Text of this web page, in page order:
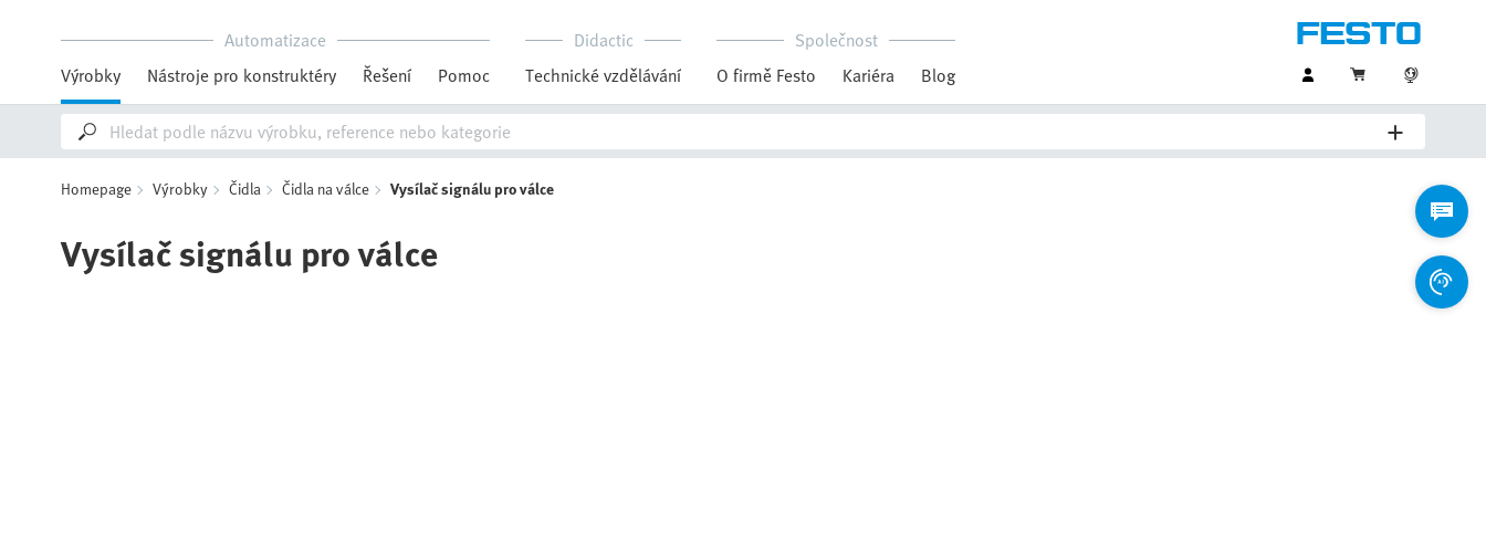
Automatizace
Výrobky
Nástroje pro konstruktéry Řešení Pomoc
Didactic
Technické vzdělávání
Společnost
O firmě Festo
Kariéra Blog
Homepage Výrobky Čidla Čidla na válce Vysílač signálu pro válce
Vysílač signálu pro válce